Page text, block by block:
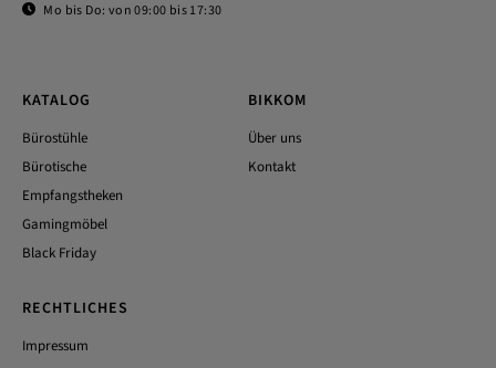
Mo bis Do: von 09:00 bis 17:30
KATALOG
Bürostühle
Bürotische
Empfangstheken
Gamingmöbel
Black Friday
BIKKOM
Über uns
Kontakt
RECHTLICHES
Impressum